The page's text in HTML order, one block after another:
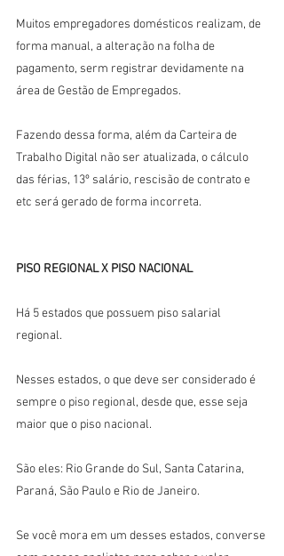
Muitos empregadores domésticos realizam, de
forma manual, a alteração na folha de
pagamento, serm registrar devidamente na
área de Gestão de Empregados.
Fazendo dessa forma, além da Carteira de
Trabalho Digital não ser atualizada, o cálculo
das férias, 13º salário, rescisão de contrato e
etc será gerado de forma incorreta.
PISO REGIONAL X PISO NACIONAL
Há 5 estados que possuem piso salarial
regional.
Nesses estados, o que deve ser considerado é
sempre o piso regional, desde que, esse seja
maior que o piso nacional.
São eles: Rio Grande do Sul, Santa Catarina,
Paraná, São Paulo e Rio de Janeiro.
Se você mora em um desses estados, converse